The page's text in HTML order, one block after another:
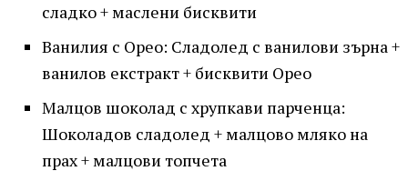
сладко + маслени бисквити
Ванилия с Орео: Сладолед с ванилови зърна +
ванилов екстракт + бисквити Орео
Малцов шоколад с хрупкави парченца:
Шоколадов сладолед + малцово мляко на
прах + малцови топчета